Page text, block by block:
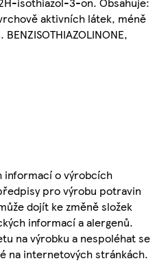
aktivních látek, méně
informací o výrobcích
pro výrobu potravin
dojít ke změně složek
informací a alergenů.
na výrobku a nespoléhat se
na internetových stránkách.